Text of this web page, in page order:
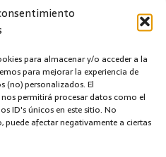
para almacenar y/o acceder a la
para mejorar la experiencia de
(no) personalizados. El
permitirá procesar datos como el
ID's únicos en este sitio. No
afectar negativamente a ciertas
por correas
giratorio
evitar averías